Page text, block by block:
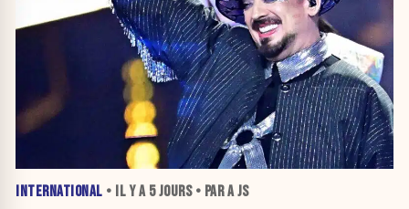
INTERNATIONAL • IL Y A 5 JOURS• PAR A JS